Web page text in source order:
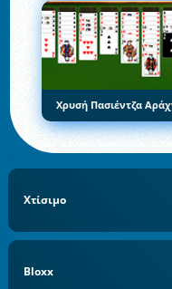
Χρυσή Πασιέντζα
Χτίσιμο
Bloxx